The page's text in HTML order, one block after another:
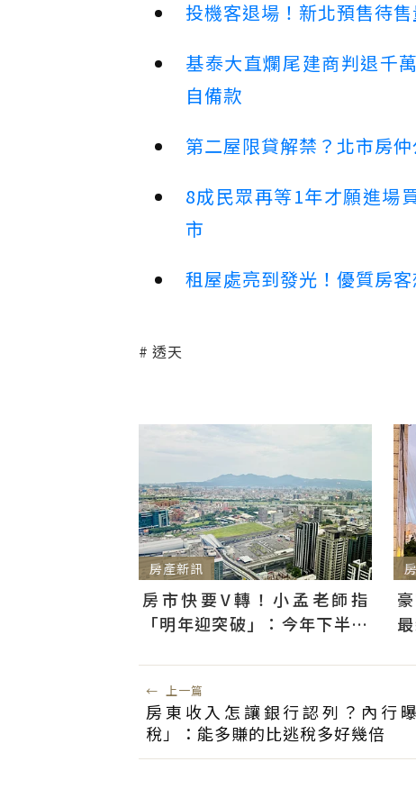
投機客退場！新北預售待
基泰大直爛尾建商判退千
自備款
第二屋限貸解禁？北市房
8成民眾再等1年才願進場
市
租屋處亮到發光！優質房
透天
房產新訊
房市快要V轉！小孟老師指
「明年迎突破」：今年下半年
← 上一篇
房東收入怎讓銀行認列？內行
稅」：能多賺的比逃稅多好幾倍